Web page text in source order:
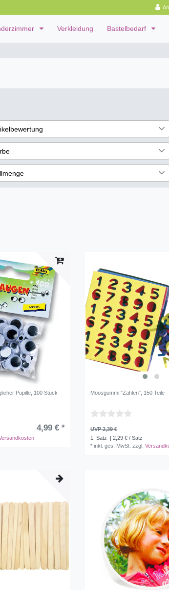
Verkleidung Bastelbedarf
16
15
5
5
Pupille, 100 Stück
4,99 € *
Moosgummi "Zahlen", 150 Teile
UVP 2,39 €
1 Satz
| 2,29 € / Satz
*inkl. ges. MwSt. zzgl.